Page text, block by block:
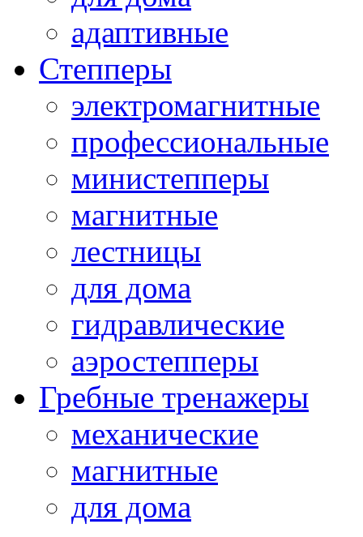
адаптивные
Степперы
электромагнитные
профессиональные
министепперы
магнитные
лестницы
для дома
гидравлические
аэростепперы
Гребные тренажеры
механические
магнитные
для дома